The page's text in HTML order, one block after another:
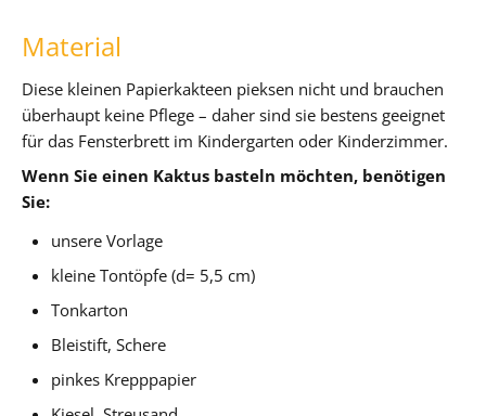
Material
Diese kleinen Papierkakteen pieksen nicht und brauchen
überhaupt keine Pflege – daher sind sie bestens geeignet
für das Fensterbrett im Kindergarten oder Kinderzimmer.
Wenn Sie einen Kaktus basteln möchten, benötigen
Sie:
unsere Vorlage
kleine Tontöpfe (d= 5,5 cm)
Tonkarton
Bleistift, Schere
pinkes Krepppapier